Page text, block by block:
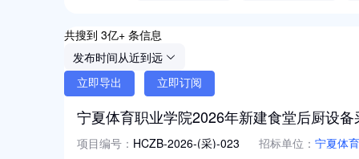
共搜到 3亿+ 条信息
发布时间从近到远
立即导出 立即订阅
宁夏体育职业学院2026年新建食堂后厨设
项目编号： HCZB-2026-(采)-023 招标单位： 宁夏体